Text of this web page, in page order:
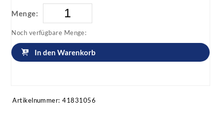
Menge:
Noch verfügbare Menge:
In den Warenkorb
Artikelnummer: 41831056